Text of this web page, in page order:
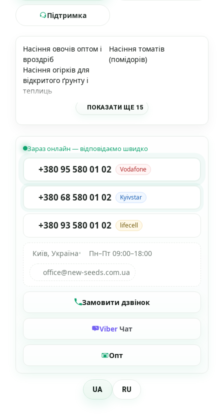
Підтримка
Насіння овочів оптом і
вроздріб
Насіння томатів
(помідорів)
Насіння огірків для
відкритого ґрунту і
теплиць
ПОКАЗАТИ ЩЕ 15
Зараз онлайн — відповідаємо швидко
+380 95 580 01 02 Vodafone
+380 68 580 01 02 Kyivstar
+380 93 580 01 02 lifecell
Київ, Україна•
Пн–Пт 09:00–18:00
office@new-seeds.com.ua
Замовити дзвінок
Viber Чат
Опт
UA RU